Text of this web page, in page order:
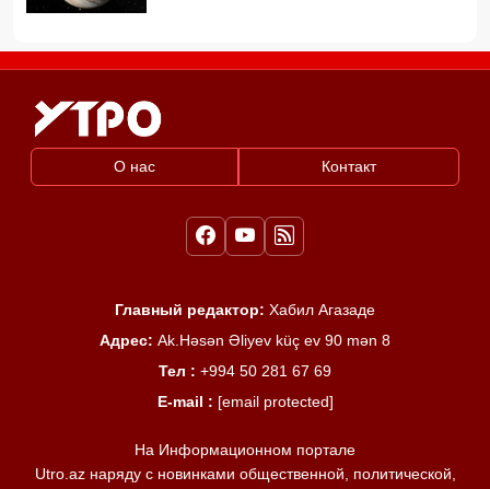
О нас Контакт
Главный редактор: Хабил Агазаде
Адрес: Ak.Həsən Əliyev küç ev 90 mən 8
Тел : +994 50 281 67 69
E-mail : [email protected]
На Информационном портале
Utro.az наряду с новинками общественной, политической,